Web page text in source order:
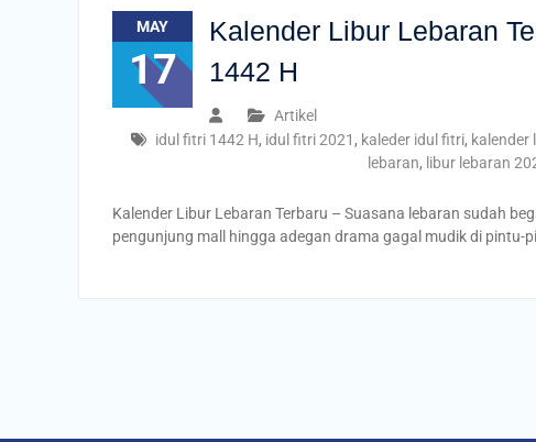
MAY
17
Kalender Libur Lebaran
1442 H
Artikel
idul fitri 1442 H, idul fitri 2021 , kaleder idul fitri, kalender
lebaran, libur lebaran
Kalender Libur Lebaran Terbaru – Suasana lebaran sudah
pengunjung mall hingga adegan drama gagal mudik di pintu-